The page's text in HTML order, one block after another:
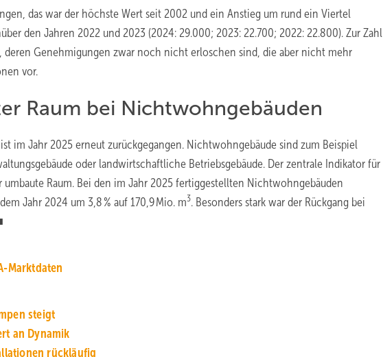
das war der höchste Wert seit 2002 und ein Anstieg um rund ein Viertel
den Jahren 2022 und 2023 (2024: 29.000; 2023: 22.700; 2022: 22.800). Zur Zahl
deren Genehmigungen zwar noch nicht erloschen sind, die aber nicht mehr
vor.
Raum bei Nichtwohngebäuden
im Jahr 2025 erneut zurückgegangen. Nichtwohngebäude sind zum Beispiel
oder landwirtschaftliche Betriebsgebäude. Der zentrale Indikator für
Raum. Bei den im Jahr 2025 fertiggestellten Nichtwohngebäuden
Jahr 2024 um 3,8 % auf 170,9 Mio. m3. Besonders stark war der Rückgang bei
Marktdaten
steigt
an Dy­na­mik
rückläufig